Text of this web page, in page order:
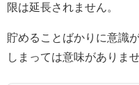
限は延長されません。
貯めることばかりに意識
しまっては意味がありませ